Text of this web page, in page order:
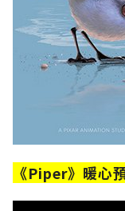
《Piper》暖心